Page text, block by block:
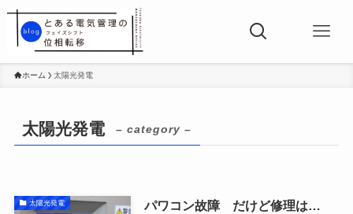
ホーム 太陽光発電
太陽光発電 – category –
太陽光発電 パワコン故障 だけど修理は…